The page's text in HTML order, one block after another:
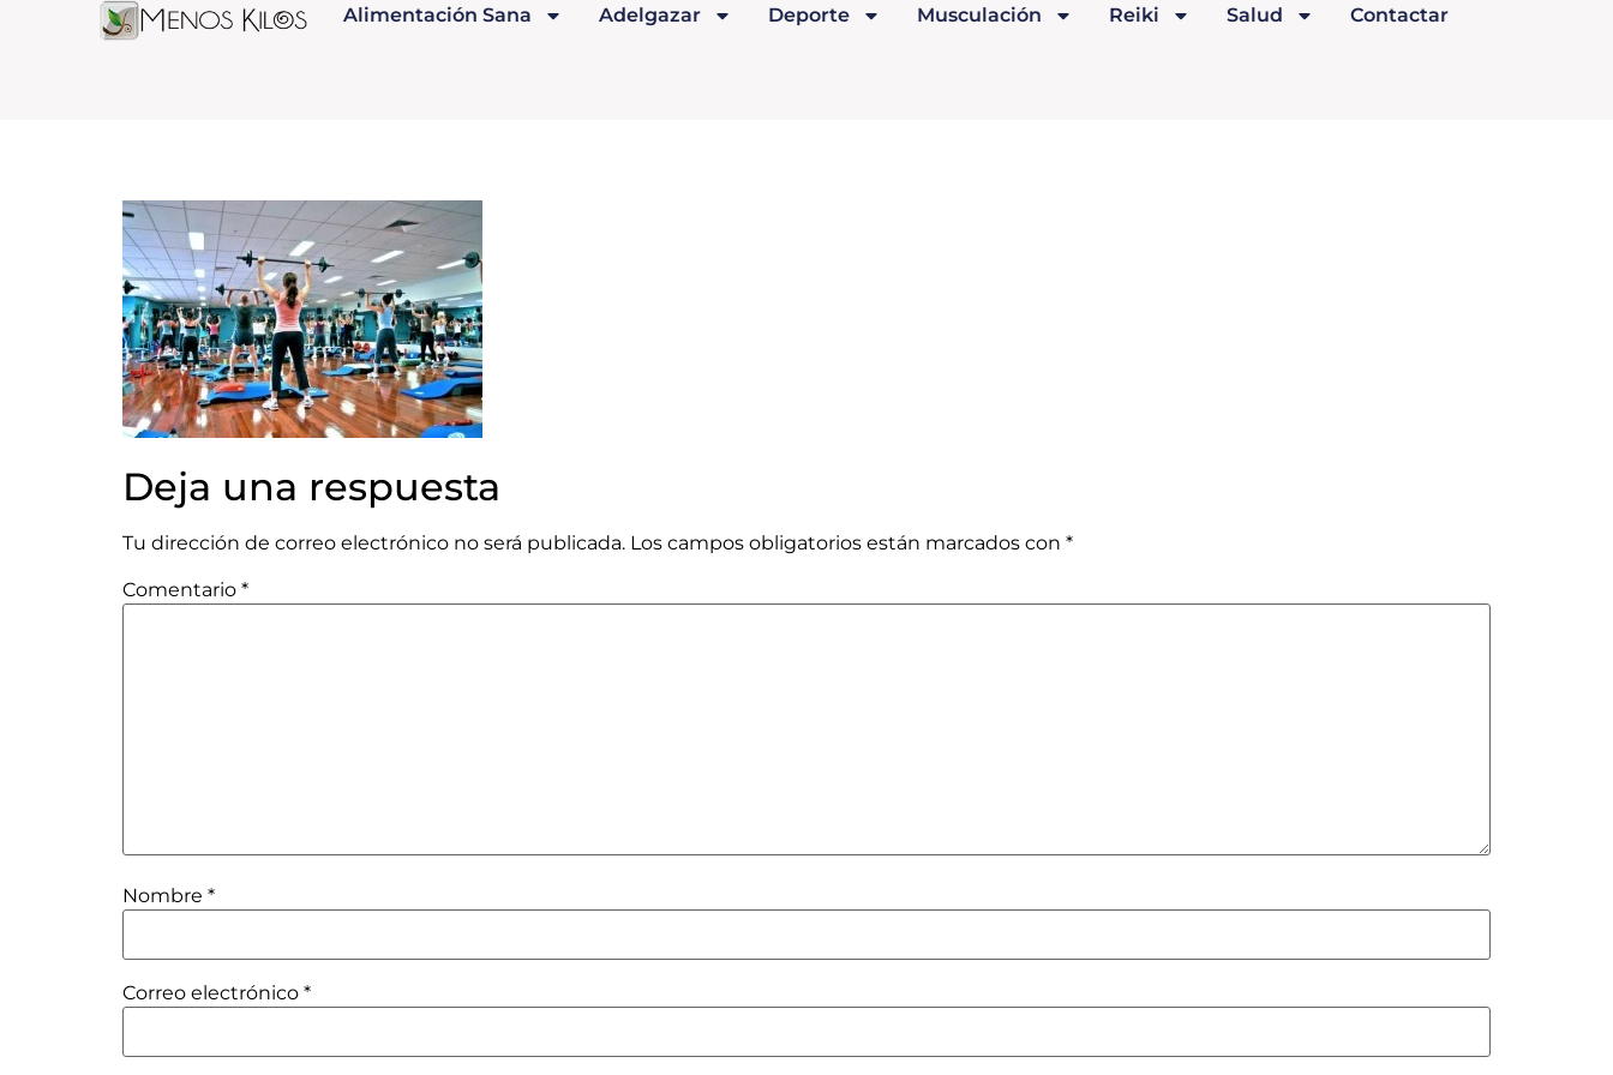
Alimentación Sana Adelgazar Deporte Musculación Reiki Salud Contactar
Deja una respuesta
Tu dirección de correo electrónico no será publicada. Los campos obligatorios están marcados con *
Comentario *
Nombre *
Correo electrónico *